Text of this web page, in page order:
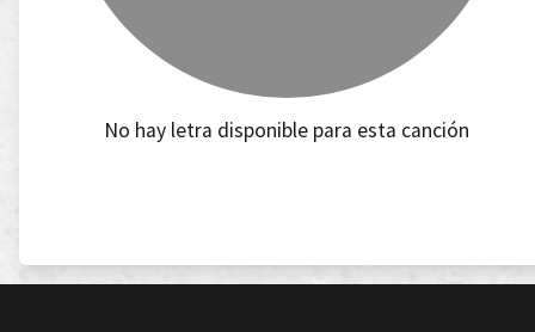
No hay letra disponible para esta canción